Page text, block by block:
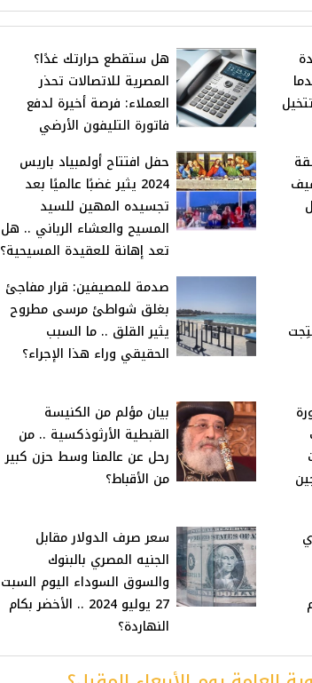
هل ستقطع حرارتك غدًا؟
المصرية للاتصالات تحذر
العملاء: فرصة أخيرة لدفع
فاتورة التليفون الأرضي
منطقة
حفل افتتاح أولمبياد باريس
2024 يثير غضبًا عالميًا بعد
تجسيده المهين للسيد
المسيح والعشاء الرباني .. هل
تعد إهانة للعقيدة المسيحية؟
صدمة للمصيفين: قرار مفاجئ
بغلق شواطئ مرسى مطروح
يثير القلق .. ما السبب
الحقيقي وراء هذا الإجراء؟
بيان مؤلم من الكنيسة
القبطية الأرثوذكسية .. من
رحل عن عالمنا وسط حزن كبير
من الأقباط؟
سعر صرف الدولار مقابل
الجنيه المصري بالبنوك
والسوق السوداء اليوم السبت
27 يوليو 2024 .. الأخضر بكام
النهاردة؟